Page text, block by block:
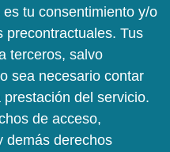
tu consentimiento y/o
precontractuales. Tus
terceros, salvo
sea necesario contar
del servicio.
de acceso,
demás derechos